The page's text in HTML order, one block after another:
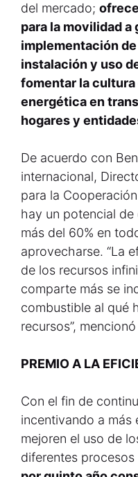
del mercado;
para la movilidad
implementación
instalación y uso
fomentar la
energética en
hogares y
De acuerdo con
internacional,
para la
hay un potencial
más del 60% en
aprovecharse. “La
de los recursos
comparte más se
combustible al qué
recursos”,
PREMIO A LA
Con el fin de
incentivando a más
mejoren el uso de
diferentes